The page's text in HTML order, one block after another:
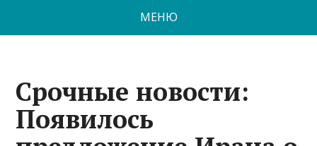
МЕНЮ
Срочные новости:
Появилось